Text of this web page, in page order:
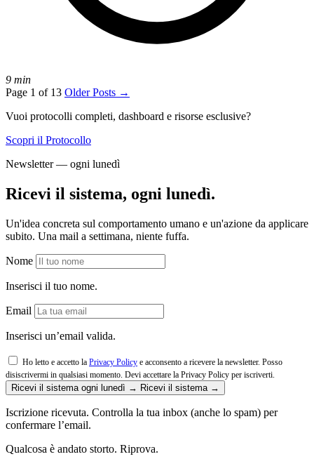
9 min
Page 1 of 13 Older Posts →
Vuoi protocolli completi, dashboard e risorse esclusive?
Scopri il Protocollo
Newsletter — ogni lunedì
Ricevi il sistema, ogni lunedì.
Un'idea concreta sul comportamento umano e un'azione da applicare
subito. Una mail a settimana, niente fuffa.
Nome
Inserisci il tuo nome.
Email
Inserisci un’email valida.
Ho letto e accetto la Privacy Policy e acconsento a ricevere la newsletter. Posso
disiscrivermi in qualsiasi momento.
Devi accettare la Privacy Policy per iscriverti.
Ricevi il sistema ogni lunedì → Ricevi il sistema →
Iscrizione ricevuta. Controlla la tua inbox (anche lo spam) per
confermare l’email.
Qualcosa è andato storto. Riprova.